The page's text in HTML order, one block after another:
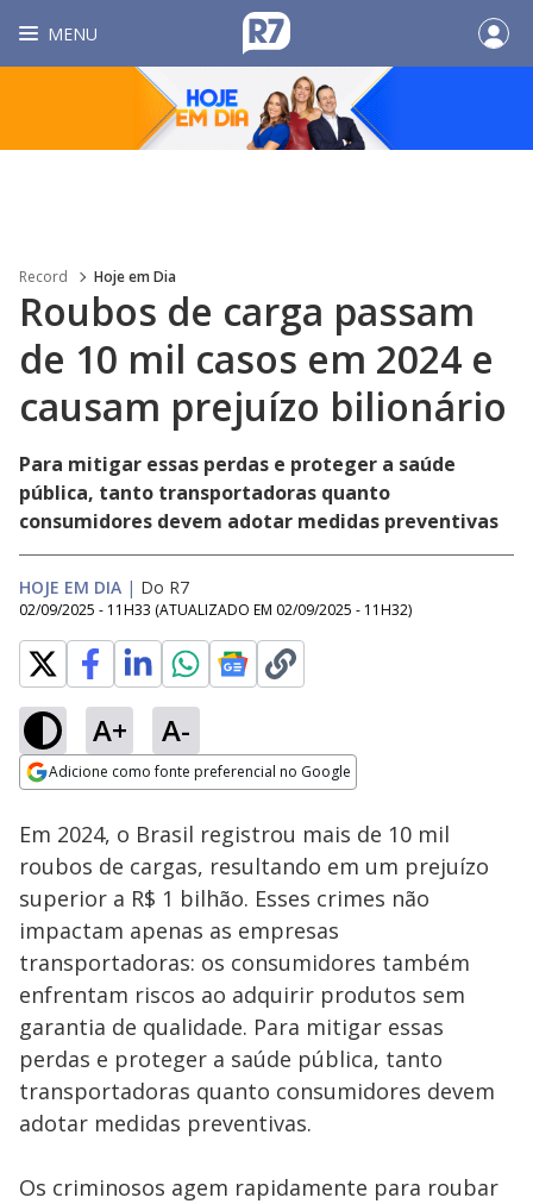
MENU
Record Hoje em Dia
Roubos de carga passam
de 10 mil casos em 2024 e
causam prejuízo bilionário
Para mitigar essas perdas e proteger a saúde
pública, tanto transportadoras quanto
consumidores devem adotar medidas preventivas
HOJE EM DIA | Do R7
02/09/2025 - 11H33 (ATUALIZADO EM 02/09/2025 - 11H32)
A+ A-
Adicione como fonte preferencial no Google
Ativar
Loaded
23.76%
Em 2024, o Brasil registrou mais de 10 mil
roubos de cargas, resultando em um prejuízo
superior a R$ 1 bilhão. Esses crimes não
impactam apenas as empresas
transportadoras: os consumidores também
enfrentam riscos ao adquirir produtos sem
garantia de qualidade. Para mitigar essas
perdas e proteger a saúde pública, tanto
transportadoras quanto consumidores devem
adotar medidas preventivas.
Os criminosos agem rapidamente para roubar